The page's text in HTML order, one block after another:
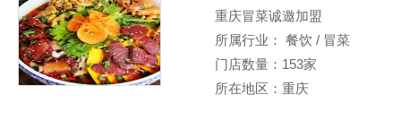
重庆冒菜诚邀加盟
所属行业： 餐饮 / 冒菜
门店数量：153家
所在地区：重庆